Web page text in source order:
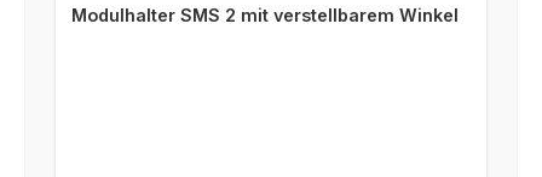
Modulhalter SMS 2 mit verstellbarem Winkel